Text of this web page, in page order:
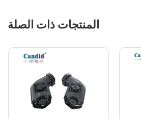
المنتجات ذات الصلة